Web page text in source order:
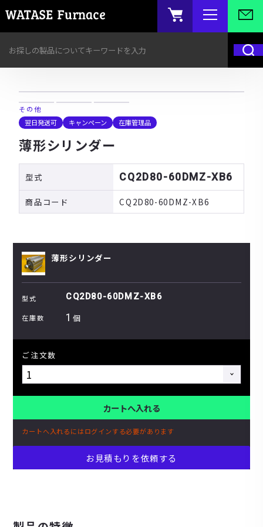
その他
翌日発送可
キャンペーン 在庫管理品
薄形シリンダー
型式 CQ2D80-60DMZ-XB6
商品コード CQ2D80-60DMZ-XB6
薄形シリンダー
型式 CQ2D80-60DMZ-XB6
在庫数 1 個
ご注文数
カートへ入れる
カートへ入れるにはログインする必要があります
お見積もりを依頼する